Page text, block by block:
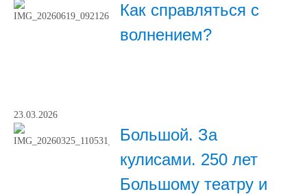
Как справляться с
волнением?
23.03.2026
Большой. За
кулисами. 250 лет
Большому театру и